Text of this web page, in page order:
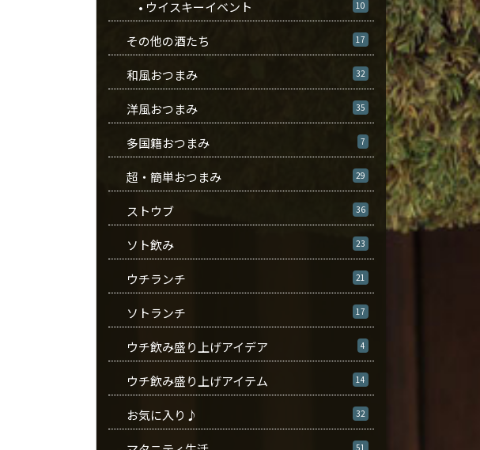
• ウイスキーイベント 10
その他の酒たち 17
和風おつまみ 32
洋風おつまみ 35
多国籍おつまみ 7
超・簡単おつまみ 29
ストウブ 36
ソト飲み 23
ウチランチ 21
ソトランチ 17
ウチ飲み盛り上げアイデア 4
ウチ飲み盛り上げアイテム 14
お気に入り♪ 32
51